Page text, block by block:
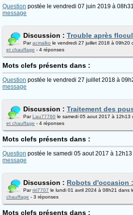
Question postée le vendredi 07 juin 2019 à
message
Discussion : Trouble après
Paracmalko le vendredi 27 juillet 2018 à 09h20
et chauffage - 4 réponses
Mots clefs présents dans :
Question postée le vendredi 27 juillet 2018 à
message
Discussion : Traitement des
ParLau77760 le samedi 05 aout 2017 à 12h13
et chauffage - 4 réponses
Mots clefs présents dans :
Question postée le samedi 05 aout 2017 à
message
Discussion : Robots d'occasion
Parriri7707 le lundi 01 avril 2024 à 08h21 dans
chauffage - 3 réponses
Mots clefs présents dans :